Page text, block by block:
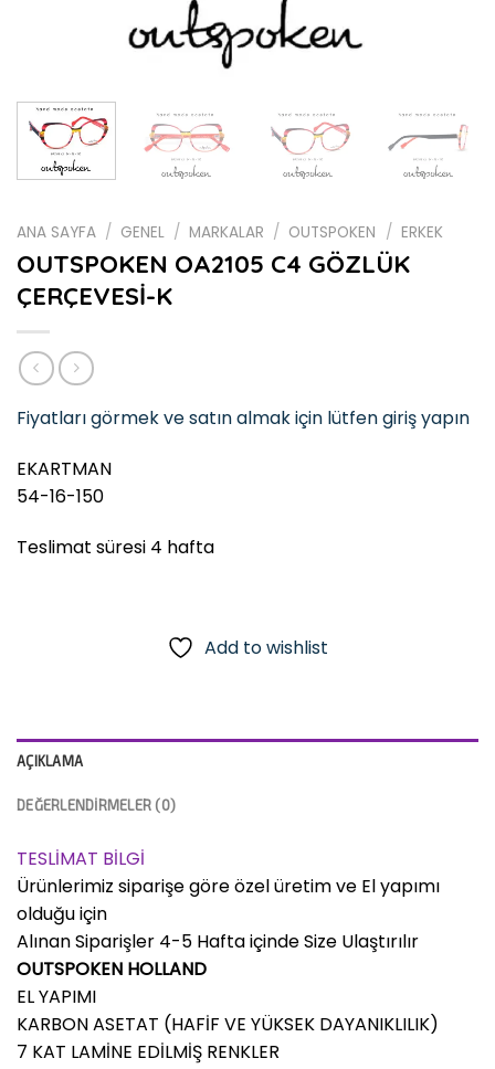
ANA SAYFA / GENEL / MARKALAR / OUTSPOKEN / ERKEK
OUTSPOKEN OA2105 C4 GÖZLÜK
ÇERÇEVESİ-K
Fiyatları görmek ve satın almak için lütfen giriş yapın
EKARTMAN
54-16-150
Teslimat süresi 4 hafta
Add to wishlist
AÇIKLAMA
DEĞERLENDIRMELER (0)
TESLİMAT BİLGİ
Ürünlerimiz siparişe göre özel üretim ve El yapımı
olduğu için
Alınan Siparişler 4-5 Hafta içinde Size Ulaştırılır
OUTSPOKEN HOLLAND
EL YAPIMI
KARBON ASETAT (HAFİF VE YÜKSEK DAYANIKLILIK)
7 KAT LAMİNE EDİLMİŞ RENKLER